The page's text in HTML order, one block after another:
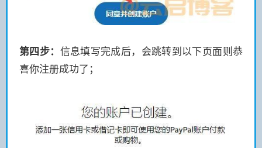
第四步： 信息填写完成后，会跳转到以下页面则恭
喜你注册成功了；